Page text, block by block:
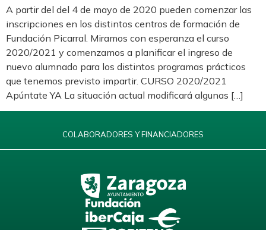
A partir del del 4 de mayo de 2020 pueden comenzar las
inscripciones en los distintos centros de formación de
Fundación Picarral. Miramos con esperanza el curso
2020/2021 y comenzamos a planificar el ingreso de
nuevo alumnado para los distintos programas prácticos
que tenemos previsto impartir. CURSO 2020/2021
Apúntate YA La situación actual modificará algunas […]
COLABORADORES Y FINANCIADORES